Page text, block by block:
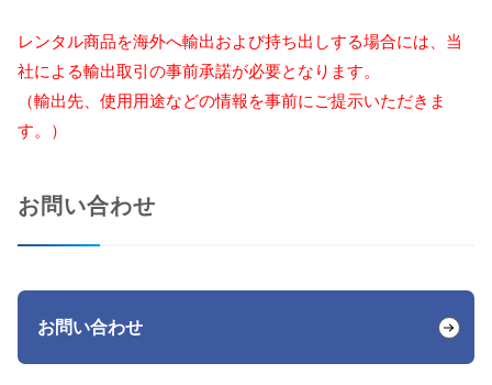
レンタル商品を海外へ輸出および持ち出しする場合には、当
社による輸出取引の事前承諾が必要となります。
（輸出先、使用用途などの情報を事前にご提示いただきま
す。）
お問い合わせ
お問い合わせ